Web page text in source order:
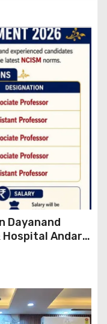
Dayanand
Hospital Andar